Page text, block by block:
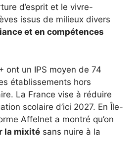
d’esprit et le vivre-
issus de milieux divers
et en compétences
ont un IPS moyen de 74
établissements hors
La France vise à réduire
scolaire d’ici 2027. En Île-
Affelnet a montré qu’on
la mixité sans nuire à la